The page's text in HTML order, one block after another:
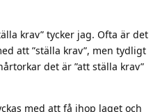
krav” tycker jag. Ofta är det
att ”ställa krav”, men tydligt
det är ”att ställa krav”
med att få ihop laget och